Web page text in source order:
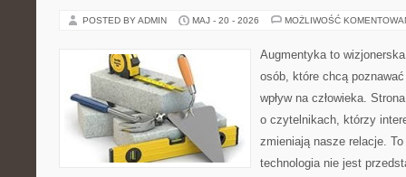
POSTED BY ADMIN MAJ - 20 - 2026 MOŻLIWOŚĆ
Augmentyka to
osób, które chcą
wpływ na człowieka.
o czytelnikach, którzy
zmieniają nasze relacje.
technologia nie jest